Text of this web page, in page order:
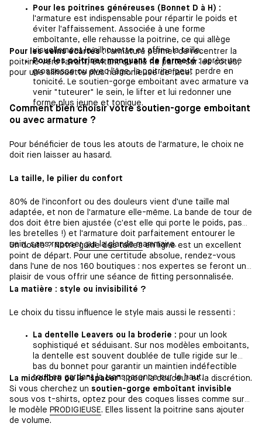
Pour les poitrines généreuses (Bonnet D à H) :
l'armature est indispensable pour répartir le poids et
éviter l'affaissement. Associée à une forme
emboîtante, elle rehausse la poitrine, ce qui allège
visuellement la silhouette et affine la taille.
Pour les poitrines manquant de fermeté : après une
grossesse ou avec l'âge, la poitrine peut perdre en
tonicité. Le soutien-gorge emboitant avec armature va
venir "tuteurer" le sein, le lifter et lui redonner une
forme plus jeune et tonique.
Pour les seins écartés :l'armature permet de recentrer la
poitrine vers l'avant, évitant qu'elle ne parte sur les côtés,
pour une silhouette plus harmonieuse de face.
Comment bien choisir votre soutien-gorge emboitant
ou avec armature ?
Pour bénéficier de tous les atouts de l'armature, le choix ne
doit rien laisser au hasard.
La taille, le pilier du confort
80% de l'inconfort ou des douleurs vient d'une taille mal
adaptée, et non de l'armature elle-même. La bande de tour de
dos doit être bien ajustée (c'est elle qui porte le poids, pas
les bretelles !) et l'armature doit parfaitement entourer le
sein, sans reposer sur la glande mammaire.
Un doute ? Notreguide des taillesen ligne est un excellent
point de départ. Pour une certitude absolue, rendez-vous
dans l'une de nos 160 boutiques : nos expertes se feront un
plaisir de vous offrir une séance de fitting personnalisée.
La matière : style ou invisibilité ?
Le choix du tissu influence le style mais aussi le ressenti :
La dentelle Leavers ou la broderie : pour un look
sophistiqué et séduisant. Sur nos modèles emboitants,
la dentelle est souvent doublée de tulle rigide sur le
bas du bonnet pour garantir un maintien indéfectible
tout en gardant la transparence sur le haut.
La microfibre ou le "spacer" : pour la douceur et la discrétion.
Si vous cherchez un soutien-gorge emboîtant invisible
sous vos t-shirts, optez pour des coques lisses comme sur
le modèle PRODIGIEUSE. Elles lissent la poitrine sans ajouter
de volume.